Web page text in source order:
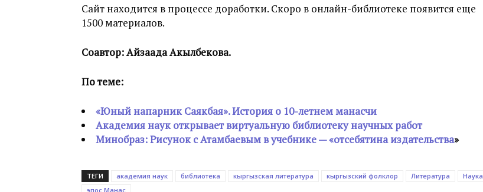
Сайт находится в процессе доработки. Скоро в онлайн-библиотеке появится еще
1500 материалов.
Соавтор: Айзаада Акылбекова.
По теме:
«Юный напарник Саякбая». История о 10-летнем манасчи
Академия наук открывает виртуальную библиотеку научных работ
Минобраз: Рисунок с Атамбаевым в учебнике — «отсебятина издательства»
ТЕГИ академия наук библиотека кыргызская литература кыргызский фолклор Литература
Наука
эпос Манас